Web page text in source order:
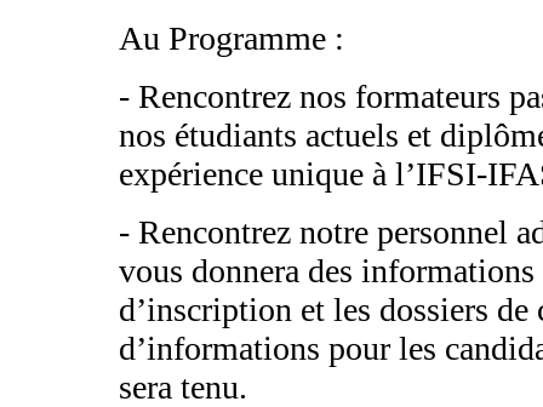
Au Programme :
- Rencontrez nos formateurs
nos étudiants actuels et
expérience unique à l’IFSI-
- Rencontrez notre personnel
vous donnera des
d’inscription et les dossiers
d’informations pour les
sera tenu.